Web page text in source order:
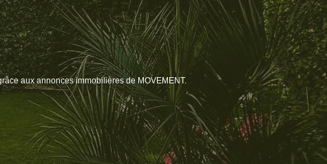
aux annonces immobilières de MOVEMENT.